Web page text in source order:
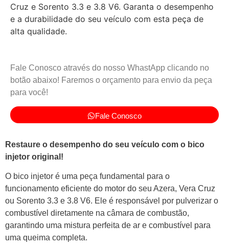
Cruz e Sorento 3.3 e 3.8 V6. Garanta o desempenho
e a durabilidade do seu veículo com esta peça de
alta qualidade.
Fale Conosco através do nosso WhastApp clicando no
botão abaixo! Faremos o orçamento para envio da peça
para você!
Fale Conosco
Restaure o desempenho do seu veículo com o bico
injetor original!
O bico injetor é uma peça fundamental para o
funcionamento eficiente do motor do seu Azera, Vera Cruz
ou Sorento 3.3 e 3.8 V6. Ele é responsável por pulverizar o
combustível diretamente na câmara de combustão,
garantindo uma mistura perfeita de ar e combustível para
uma queima completa.